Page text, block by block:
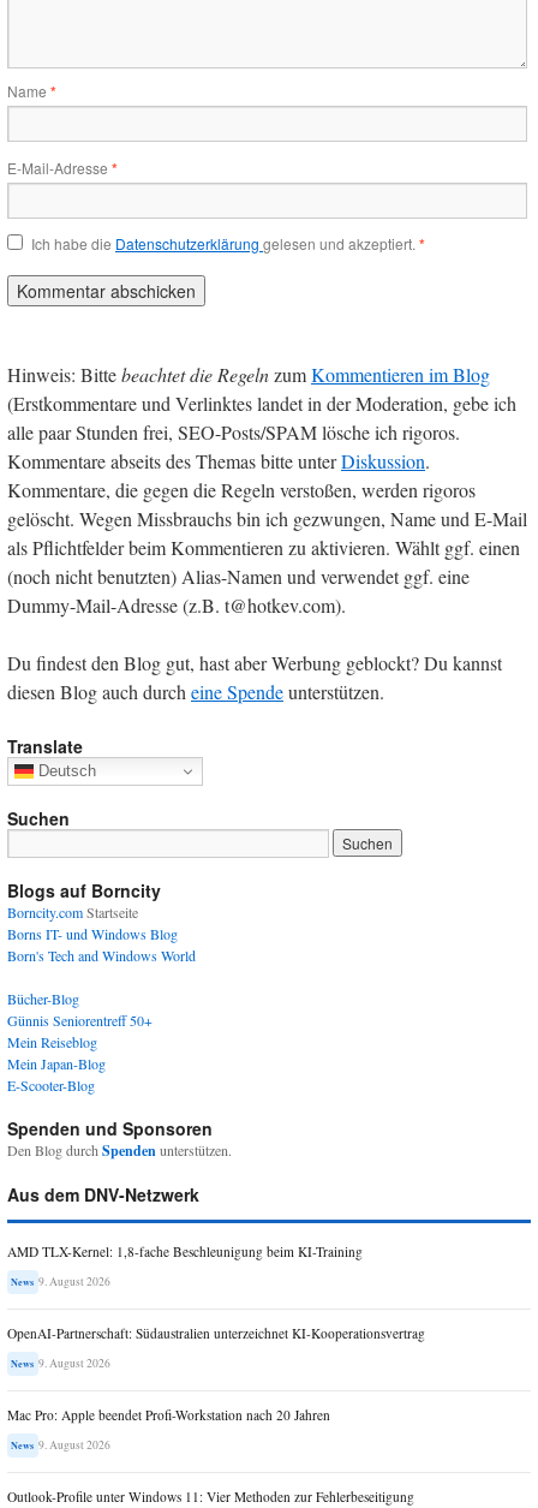
Name *
E-Mail-Adresse *
Ich habe die Datenschutzerklärung gelesen und akzeptiert. *
Hinweis: Bittebeachtet die RegelnzumKommentieren im Blog
(Erstkommentare und Verlinktes landet in der Moderation, gebe ich
alle paar Stunden frei, SEO-Posts/SPAM lösche ich rigoros.
Kommentare abseits des Themas bitte unterDiskussion.
Kommentare, die gegen die Regeln verstoßen, werden rigoros
gelöscht. Wegen Missbrauchs bin ich gezwungen, Name und E-Mail
als Pflichtfelder beim Kommentieren zu aktivieren. Wählt ggf. einen
(noch nicht benutzten) Alias-Namen und verwendet ggf. eine
Dummy-Mail-Adresse (z.B. t@hotkev.com).
Du findest den Blog gut, hast aber Werbung geblockt? Du kannst
diesen Blog auch durch eine Spendeunterstützen.
Translate
Deutsch
Suchen
Blogs auf Borncity
Borncity.comStartseite
Borns IT- und Windows Blog
Born's Tech and Windows World
Bücher-Blog
Günnis Seniorentreff 50+
Mein Reiseblog
Mein Japan-Blog
E-Scooter-Blog
Spenden und Sponsoren
Den Blog durch Spendenunterstützen.
Aus dem DNV-Netzwerk
AMD TLX-Kernel: 1,8-fache Beschleunigung beim KI-Training
News 9. August 2026
OpenAI-Partnerschaft: Südaustralien unterzeichnet KI-Kooperationsvertrag
News 9. August 2026
Mac Pro: Apple beendet Profi-Workstation nach 20 Jahren
News 9. August 2026
Outlook-Profile unter Windows 11: Vier Methoden zur Fehlerbeseitigung